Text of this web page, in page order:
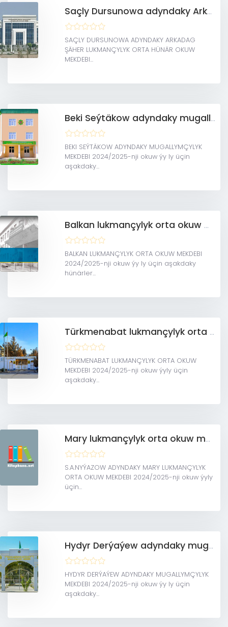
Saçly Dursunowa adyndaky Arkadag şäher lukmançylyk orta hünär okuw mekdebi
SAÇLY DURSUNOWA ADYNDAKY ARKADAG
ŞÄHER LUKMANÇYLYK ORTA HÜNÄR OKUW
MEKDEBI...
Beki Seýtäkow adyndaky mugallymçylyk mekdebi
BEKI SEÝTÄKOW ADYNDAKY MUGALLYMÇYLYK
MEKDEBI 2024/2025-nji okuw ýy ly üçin
aşakdaky...
Balkan lukmançylyk orta okuw mekdebi
BALKAN LUKMANÇYLYK ORTA OKUW MEKDEBI
2024/2025-nji okuw ýy ly üçin aşakdaky
hünärler...
Türkmenabat lukmançylyk orta okuw mekdebi
TÜRKMENABAT LUKMANÇYLYK ORTA OKUW
MEKDEBI 2024/2025-nji okuw ýyly üçin
aşakdaky...
Mary lukmançylyk orta okuw mekdebi
S.A.NYÝAZOW ADYNDAKY MARY LUKMANÇYLYK
ORTA OKUW MEKDEBI 2024/2025-nji okuw ýyly
üçin...
Hydyr Derýaýew adyndaky mugallymçylyk mekdebi
HYDYR DERÝAÝEW ADYNDAKY MUGALLYMÇYLYK
MEKDEBI 2024/2025-nji okuw ýy ly üçin
aşakdaky...